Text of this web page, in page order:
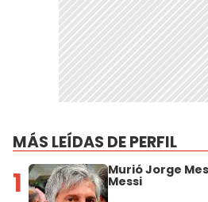
MÁS LEÍDAS DE PERFIL
1 Murió Jorge
Messi